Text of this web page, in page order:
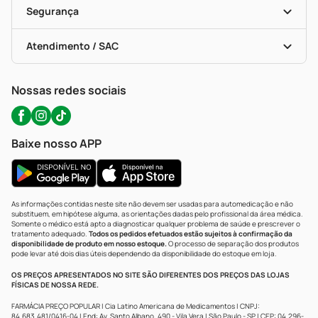
Formas De Pagamento
Troca E Devolução
Bulas De A A Z
Políticas De Marketplace
Serviços Farmacêuticos
Testes Rápidos
Autoteste Covid-19
Segurança
Certificado De Segurança
Portal Da Privacidade
Atendimento / SAC
WhatsApp (47) 9202-1687
Nossas redes sociais
Baixe nosso APP
As informações contidas neste site não devem ser usadas para automedicação e não
substituem, em hipótese alguma, as orientações dadas pelo profissional da área médica.
Somente o médico está apto a diagnosticar qualquer problema de saúde e prescrever o
tratamento adequado. Todos os pedidos efetuados estão sujeitos à confirmação da
disponibilidade de produto em nosso estoque.O processo de separação dos produtos
pode levar até dois dias úteis dependendo da disponibilidade do estoque em loja.
OS PREÇOS APRESENTADOS NO SITE SÃO DIFERENTES DOS PREÇOS DAS LOJAS
FÍSICAS DE NOSSA REDE.
FARMÁCIA PREÇO POPULAR | Cia Latino Americana de Medicamentos | CNPJ:
84.683.481/0416-04 | End: Av. Santo Albano, 490 - Vila Vera | São Paulo - SP | CEP: 04.296-